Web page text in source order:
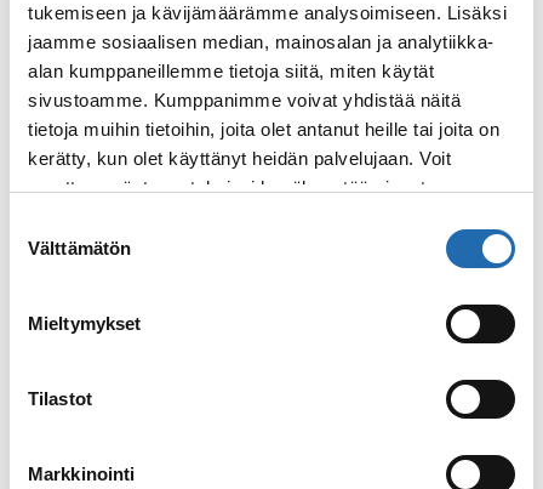
tukemiseen ja kävijämäärämme analysoimiseen. Lisäksi
jaamme sosiaalisen median, mainosalan ja analytiikka-
alan kumppaneillemme tietoja siitä, miten käytät
sivustoamme. Kumppanimme voivat yhdistää näitä
tietoja muihin tietoihin, joita olet antanut heille tai joita on
kerätty, kun olet käyttänyt heidän palvelujaan. Voit
muuttaa evästeasetuksiesi hyväksyntää sivuston
valinta
Välttämätön
Mieltymykset
Tilastot
Markkinointi
Douron tärkeimmät
nähtävyydet
Douron jokiristeilyt alkavat lähes poikkeuksetta
Portosta, Portugalin toiseksi suurimmasta
kaupungista. Entinen pääkaupunki tunnetaan
erityisesti portviinistä, jota on valmistettu
Douron laaksossa jo 1400-luvulta lähtien. Porto
kuuluu koko Pyreneiden niemimaan
Keskiaikaiset kujat, värikkäät talot ja kaupungin
yllä kohoavat barokkitornit luovat hurmaavan
Kun eloisa Porto jää taakse, edessä odottaa
ja mutkittelevaa jokimaisemaa. Tyypillisiä